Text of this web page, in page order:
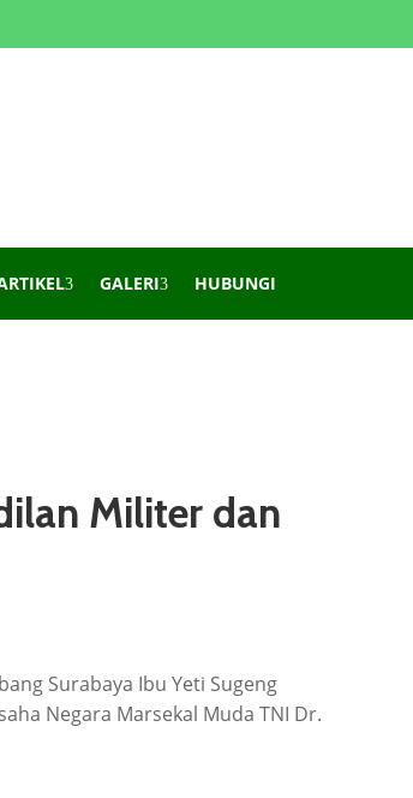
GALERI HUBUNGI
Militer dan
Surabaya Ibu Yeti Sugeng
Negara Marsekal Muda TNI Dr.